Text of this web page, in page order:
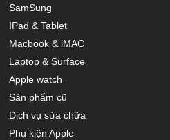
SamSung
IPad & Tablet
Macbook & iMAC
Laptop & Surface
Apple watch
Sản phẩm cũ
Dịch vụ sửa chữa
Phụ kiện Apple